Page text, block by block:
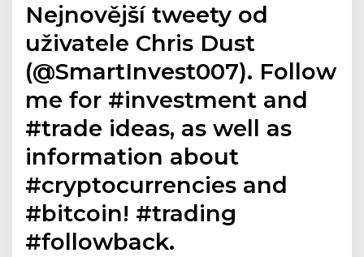
Nejnovější tweety od
uživatele Chris Dust
(@SmartInvest007). Follow
me for #investment and
#trade ideas, as well as
information about
#cryptocurrencies and
#bitcoin! #trading
#followback.